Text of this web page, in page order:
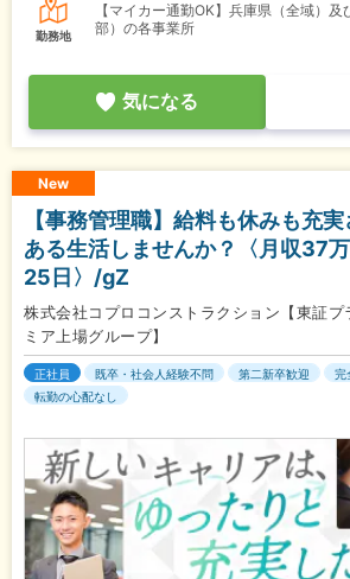
勤務地
【マイカー通勤OK】兵庫県（全域）
部）の各事業所
気になる
New
【事務管理職】給料も休みも充
ある生活しませんか？〈月収37
25日〉/gZ
株式会社コプロコンストラクション【東証プ
ミア上場グループ】
正社員 既卒・社会人経験不問 第二新卒歓迎
完
転勤の心配なし